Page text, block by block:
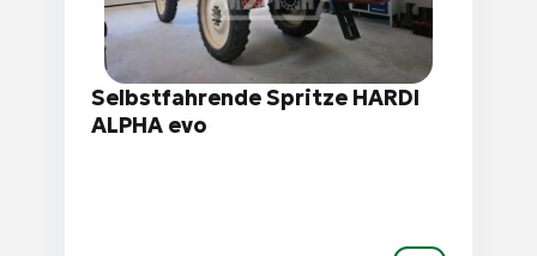
Selbstfahrende Spritze HARDI
ALPHA evo